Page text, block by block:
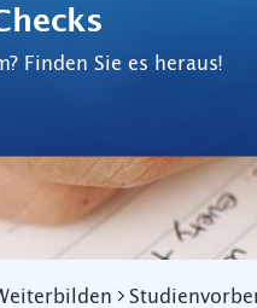
Finden Sie es heraus!